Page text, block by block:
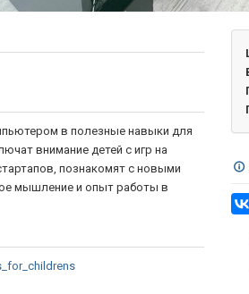
в полезные навыки для
внимание детей с игр на
познакомят с новыми
мышление и опыт работы в